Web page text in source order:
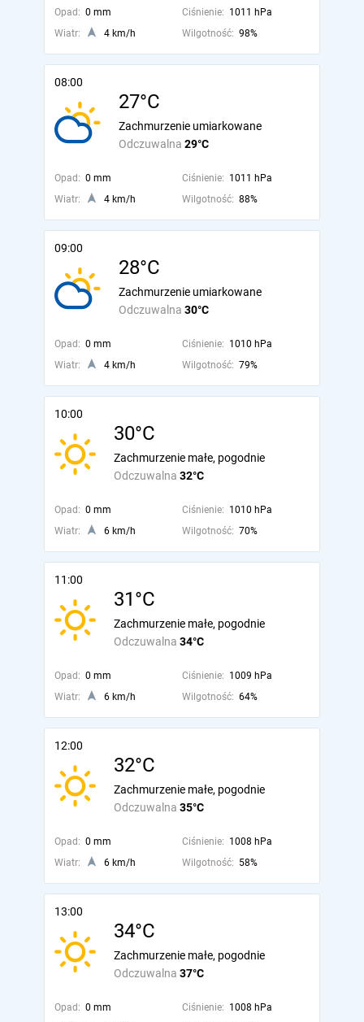
Opad: 0 mm Ciśnienie: 1011 hPa
Wiatr:
4 km/h Wilgotność: 98%
08:00
27°C
Odczuwalna 29°C
Zachmurzenie umiarkowane
Opad: 0 mm Ciśnienie: 1011 hPa
Wiatr:
4 km/h Wilgotność: 88%
09:00
28°C
Odczuwalna 30°C
Zachmurzenie umiarkowane
Opad: 0 mm Ciśnienie: 1010 hPa
Wiatr:
4 km/h Wilgotność: 79%
10:00
30°C
Odczuwalna 32°C
Zachmurzenie małe, pogodnie
Opad: 0 mm Ciśnienie: 1010 hPa
Wiatr:
6 km/h Wilgotność: 70%
11:00
31°C
Odczuwalna 34°C
Zachmurzenie małe, pogodnie
Opad: 0 mm Ciśnienie: 1009 hPa
Wiatr:
6 km/h Wilgotność: 64%
12:00
32°C
Odczuwalna 35°C
Zachmurzenie małe, pogodnie
Opad: 0 mm Ciśnienie: 1008 hPa
Wiatr:
6 km/h Wilgotność: 58%
13:00
34°C
Odczuwalna 37°C
Zachmurzenie małe, pogodnie
Opad: 0 mm Ciśnienie: 1008 hPa